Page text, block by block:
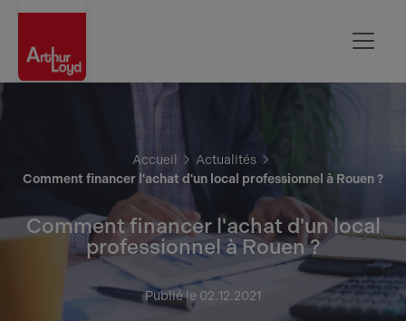
Accueil
Actualités
Comment financer l'achat d'un local professionnel à Rouen ?
Comment financer l'achat d'un local
professionnel à Rouen ?
Publié le 02.12.2021